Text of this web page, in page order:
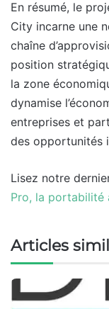
En résumé, le
City incarne une
chaîne
position
la zone
dynamise
entreprises et
des opportunités
Lisez notre
Pro, la portabilité
Articles